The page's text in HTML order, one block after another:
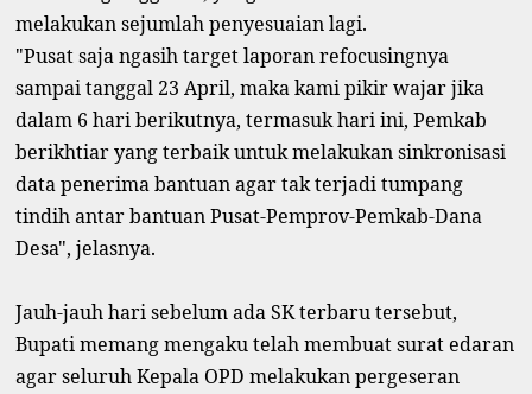
melakukan sejumlah penyesuaian lagi.
"Pusat saja ngasih target laporan refocusingnya
sampai tanggal 23 April, maka kami pikir wajar jika
dalam 6 hari berikutnya, termasuk hari ini, Pemkab
berikhtiar yang terbaik untuk melakukan sinkronisasi
data penerima bantuan agar tak terjadi tumpang
tindih antar bantuan Pusat-Pemprov-Pemkab-Dana
Desa", jelasnya.
Jauh-jauh hari sebelum ada SK terbaru tersebut,
Bupati memang mengaku telah membuat surat edaran
agar seluruh Kepala OPD melakukan pergeseran